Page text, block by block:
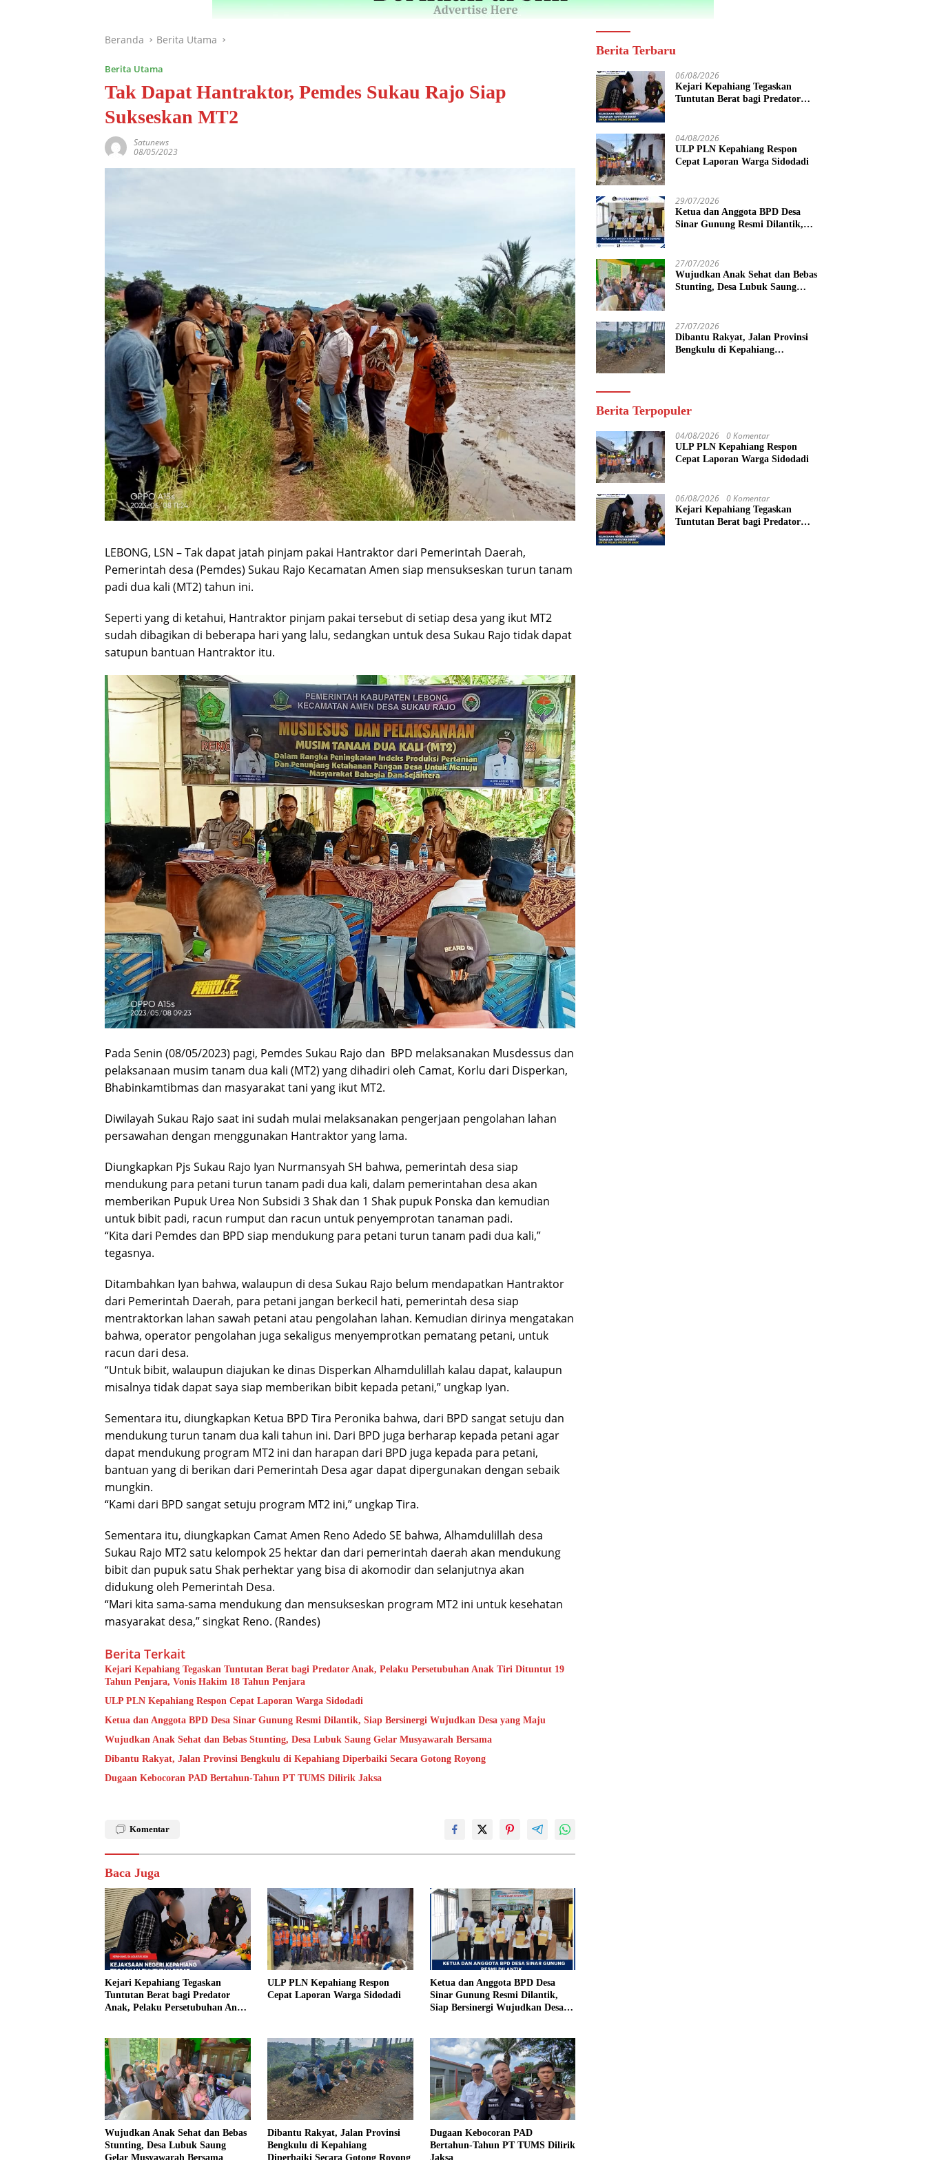
Beranda Berita Utama
Berita Utama
Tak Dapat Hantraktor, Pemdes Sukau Rajo Siap
Sukseskan MT2
Satunews
08/05/2023
LEBONG, LSN – Tak dapat jatah pinjam pakai Hantraktor dari Pemerintah Daerah,
Pemerintah desa (Pemdes) Sukau Rajo Kecamatan Amen siap mensukseskan turun tanam
padi dua kali (MT2) tahun ini.
Seperti yang di ketahui, Hantraktor pinjam pakai tersebut di setiap desa yang ikut MT2
sudah dibagikan di beberapa hari yang lalu, sedangkan untuk desa Sukau Rajo tidak dapat
satupun bantuan Hantraktor itu.
Pada Senin (08/05/2023) pagi, Pemdes Sukau Rajo dan BPD melaksanakan Musdessus dan
pelaksanaan musim tanam dua kali (MT2) yang dihadiri oleh Camat, Korlu dari Disperkan,
Bhabinkamtibmas dan masyarakat tani yang ikut MT2.
Diwilayah Sukau Rajo saat ini sudah mulai melaksanakan pengerjaan pengolahan lahan
persawahan dengan menggunakan Hantraktor yang lama.
Diungkapkan Pjs Sukau Rajo Iyan Nurmansyah SH bahwa, pemerintah desa siap
mendukung para petani turun tanam padi dua kali, dalam pemerintahan desa akan
memberikan Pupuk Urea Non Subsidi 3 Shak dan 1 Shak pupuk Ponska dan kemudian
untuk bibit padi, racun rumput dan racun untuk penyemprotan tanaman padi.
“Kita dari Pemdes dan BPD siap mendukung para petani turun tanam padi dua kali,”
tegasnya.
Ditambahkan Iyan bahwa, walaupun di desa Sukau Rajo belum mendapatkan Hantraktor
dari Pemerintah Daerah, para petani jangan berkecil hati, pemerintah desa siap
mentraktorkan lahan sawah petani atau pengolahan lahan. Kemudian dirinya mengatakan
bahwa, operator pengolahan juga sekaligus menyemprotkan pematang petani, untuk
racun dari desa.
“Untuk bibit, walaupun diajukan ke dinas Disperkan Alhamdulillah kalau dapat, kalaupun
misalnya tidak dapat saya siap memberikan bibit kepada petani,” ungkap Iyan.
Sementara itu, diungkapkan Ketua BPD Tira Peronika bahwa, dari BPD sangat setuju dan
mendukung turun tanam dua kali tahun ini. Dari BPD juga berharap kepada petani agar
dapat mendukung program MT2 ini dan harapan dari BPD juga kepada para petani,
bantuan yang di berikan dari Pemerintah Desa agar dapat dipergunakan dengan sebaik
mungkin.
“Kami dari BPD sangat setuju program MT2 ini,” ungkap Tira.
Sementara itu, diungkapkan Camat Amen Reno Adedo SE bahwa, Alhamdulillah desa
Sukau Rajo MT2 satu kelompok 25 hektar dan dari pemerintah daerah akan mendukung
bibit dan pupuk satu Shak perhektar yang bisa di akomodir dan selanjutnya akan
didukung oleh Pemerintah Desa.
“Mari kita sama-sama mendukung dan mensukseskan program MT2 ini untuk kesehatan
masyarakat desa,” singkat Reno. (Randes)
Berita Terkait
Kejari Kepahiang Tegaskan Tuntutan Berat bagi Predator Anak, Pelaku Persetubuhan Anak Tiri Dituntut 19
Tahun Penjara, Vonis Hakim 18 Tahun Penjara
ULP PLN Kepahiang Respon Cepat Laporan Warga Sidodadi
Ketua dan Anggota BPD Desa Sinar Gunung Resmi Dilantik, Siap Bersinergi Wujudkan Desa yang Maju
Wujudkan Anak Sehat dan Bebas Stunting, Desa Lubuk Saung Gelar Musyawarah Bersama
Dibantu Rakyat, Jalan Provinsi Bengkulu di Kepahiang Diperbaiki Secara Gotong Royong
Dugaan Kebocoran PAD Bertahun-Tahun PT TUMS Dilirik Jaksa
Komentar
Baca Juga
Kejari Kepahiang Tegaskan
Tuntutan Berat bagi Predator
Anak, Pelaku Persetubuhan Anak
ULP PLN Kepahiang Respon
Cepat Laporan Warga Sidodadi
Ketua dan Anggota BPD Desa
Sinar Gunung Resmi Dilantik,
Siap Bersinergi Wujudkan Desa
Wujudkan Anak Sehat dan Bebas
Stunting, Desa Lubuk Saung
Gelar Musyawarah Bersama
Dibantu Rakyat, Jalan Provinsi
Bengkulu di Kepahiang
Diperbaiki Secara Gotong Royong
Dugaan Kebocoran PAD
Bertahun-Tahun PT TUMS Dilirik
Jaksa
Berita Terbaru
06/08/2026
Kejari Kepahiang Tegaskan
Tuntutan Berat bagi Predator
Vonis Hakim 18 Tahun Penjara
04/08/2026
ULP PLN Kepahiang Respon
Cepat Laporan Warga Sidodadi
29/07/2026
Ketua dan Anggota BPD Desa
Sinar Gunung Resmi Dilantik,
27/07/2026
Wujudkan Anak Sehat dan Bebas
Stunting, Desa Lubuk Saung
27/07/2026
Dibantu Rakyat, Jalan Provinsi
Bengkulu di Kepahiang
Berita Terpopuler
04/08/2026 0 Komentar
ULP PLN Kepahiang Respon
Cepat Laporan Warga Sidodadi
06/08/2026 0 Komentar
Kejari Kepahiang Tegaskan
Tuntutan Berat bagi Predator